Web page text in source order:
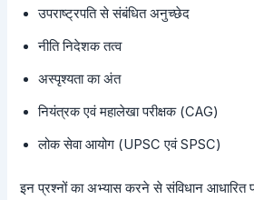
उपराष्ट्रपति से संबंधित अनुच्छेद
नीति निदेशक तत्व
अस्पृश्यता का अंत
नियंत्रक एवं महालेखा परीक्षक (CAG)
लोक सेवा आयोग (UPSC एवं SPSC)
इन प्रश्नों का अभ्यास करने से संविधान आधारित